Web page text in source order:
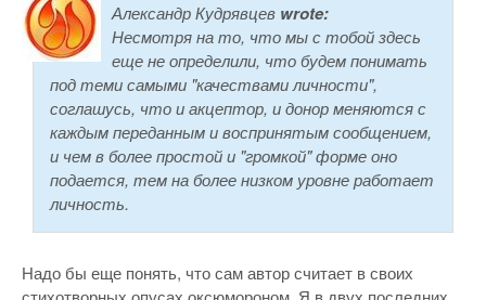
Александр Кудрявцев wrote:
Несмотря на то, что мы с тобой здесь
еще не определили, что будем понимать
под теми самыми "качествами личности",
соглашусь, что и акцептор, и донор меняются с
каждым переданным и воспринятым сообщением,
и чем в более простой и "громкой" форме оно
подается, тем на более низком уровне работает
личность.
Надо бы еще понять, что сам автор считает в своих